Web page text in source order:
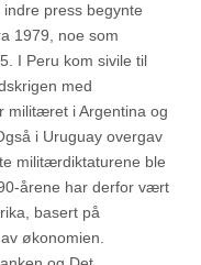
press begynte
1979, noe som
I Peru kom sivile til
med
militæret i Argentina og
i Uruguay overgav
militærdiktaturene ble
årene har derfor vært
basert på
økonomien.